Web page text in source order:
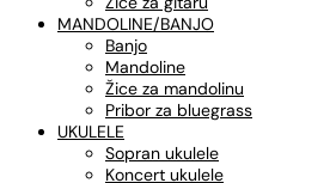
MANDOLINE/BANJO
Banjo
Mandoline
Žice za mandolinu
Pribor za bluegrass
UKULELE
Sopran ukulele
Koncert ukulele